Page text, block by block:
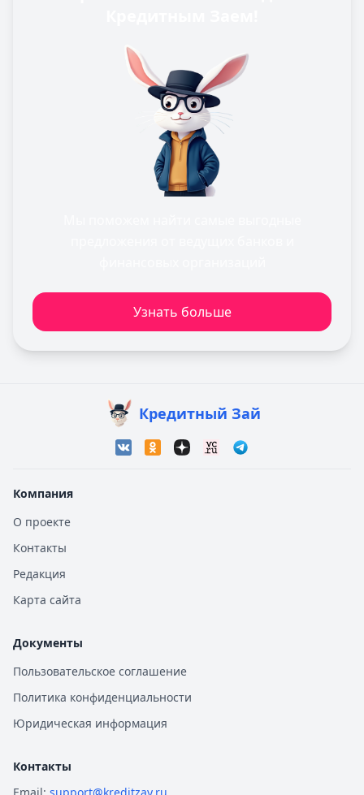
Узнать больше
Кредитный Зай
Компания
О проекте
Контакты
Редакция
Карта сайта
Документы
Пользовательское соглашение
Политика конфиденциальности
Юридическая информация
Контакты